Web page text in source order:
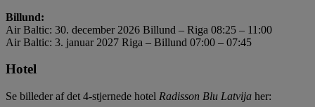
Billund:
Air Baltic: 30. december 2026 Billund – Riga 08:25 – 11:00
Air Baltic: 3. januar 2027 Riga – Billund 07:00 – 07:45
Hotel
Se billeder af det 4-stjernede hotel Radisson Blu Latvija her: